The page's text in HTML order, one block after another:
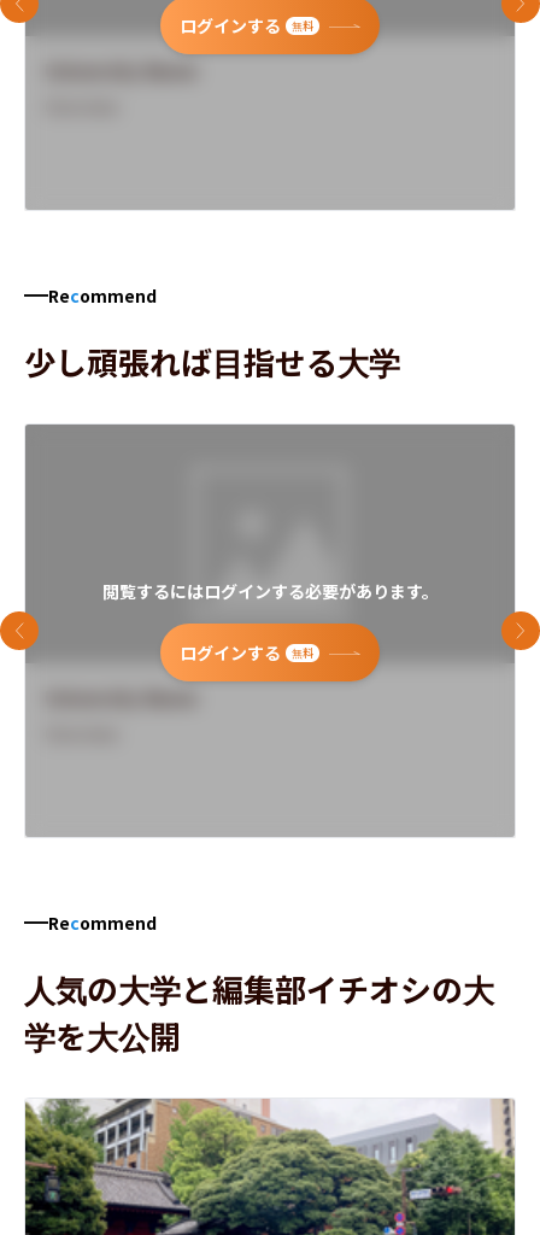
ログインする 無料
前のスライド 次
Recommend
少し頑張れば目指せる大学
閲覧するにはログインする必要があります。
ログインする 無料
前のスライド 次
Recommend
人気の大学と編集部イチオシの大
学を大公開